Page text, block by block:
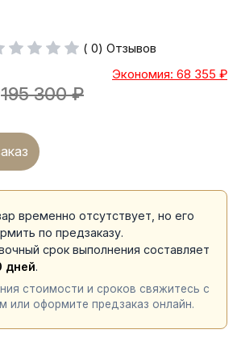
( 0) Отзывов
195 300 ₽
Экономия: 68 355 ₽
временно отсутствует, но его
по предзаказу.
срок выполнения составляет
дней.
стоимости и сроков свяжитесь с
или оформите предзаказ онлайн.